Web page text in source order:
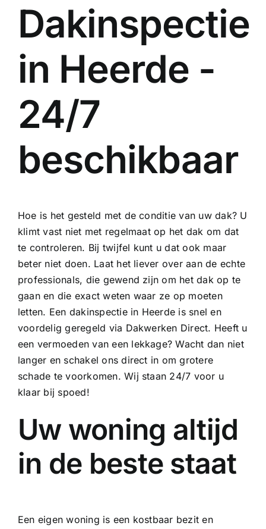
Dakinspectie
in Heerde -
24/7
beschikbaar
Hoe is het gesteld met de conditie van uw dak? U
klimt vast niet met regelmaat op het dak om dat
te controleren. Bij twijfel kunt u dat ook maar
beter niet doen. Laat het liever over aan de echte
professionals, die gewend zijn om het dak op te
gaan en die exact weten waar ze op moeten
letten. Een dakinspectie in Heerde is snel en
voordelig geregeld via Dakwerken Direct. Heeft u
een vermoeden van een lekkage? Wacht dan niet
langer en schakel ons direct in om grotere
schade te voorkomen. Wij staan 24/7 voor u
klaar bij spoed!
Uw woning altijd
in de beste staat
Een eigen woning is een kostbaar bezit en